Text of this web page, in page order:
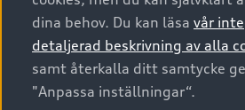
dina behov. Du kan läsa vår
detaljerad beskrivning av alla
samt återkalla ditt samtycke
"Anpassa inställningar“.
Audi exclusive
Provkörning
Digitala manualer för din Audi
Audi Collection – livsstilsartiklar
Vanliga frågor
Audi Återförsäljare/-
myAudi
Pressmeddelanden
© 2026 AUDI SVERIGE. All Rights
Utgivare Juridiskt
Juridiskt Audi
Juridiskt Audi Digital Giveaway